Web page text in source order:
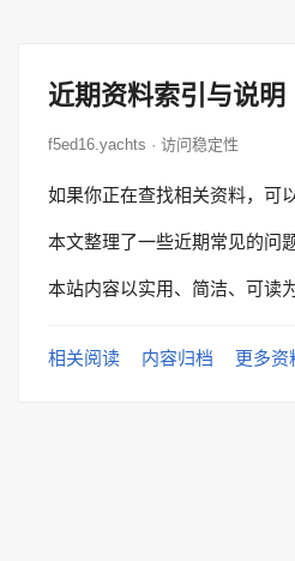
近期资料索引与说明
f5ed16.yachts · 访问稳定性
如果你正在查找相关资料，可
本文整理了一些近期常见的问
本站内容以实用、简洁、可读
相关阅读 内容归档 更多资